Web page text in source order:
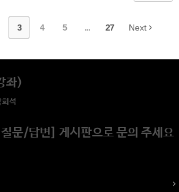
3 4 5 ... 27 Next
좌)
석
문/답변] 게시판으로 문의 주세요